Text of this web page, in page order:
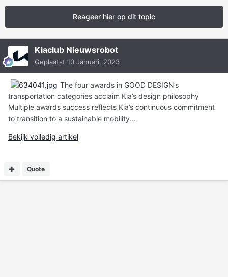
Reageer hier op dit topic
Kiaclub Nieuwsrobot
Geplaatst 10 Januari, 2023
The four awards in GOOD DESIGN’s
transportation categories acclaim Kia’s design philosophy
Multiple awards success reflects Kia’s continuous commitment
to transition to a sustainable mobility...
Bekijk volledig artikel
Quote